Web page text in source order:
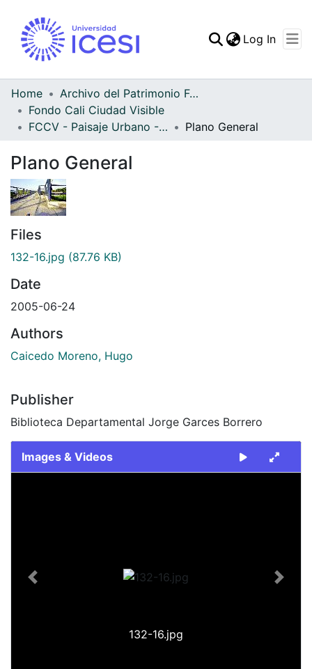
Log In
Home
Archivo del Patrimonio Fotográfico y Fílmico del Valle del Cauca
Fondo Cali Ciudad Visible
FCCV - Paisaje Urbano - Patrimonial
Plano General
Plano General
Files
132-16.jpg (87.76 KB)
Date
2005-06-24
Authors
Caicedo Moreno, Hugo
Publisher
Biblioteca Departamental Jorge Garces Borrero
Images & Videos
132-16.jpg
Previous Next